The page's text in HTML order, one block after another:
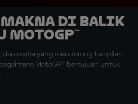
di Balik
MotoGP™
dan usaha yang mendorong tampilan
MotoGP™ bertujuan untuk